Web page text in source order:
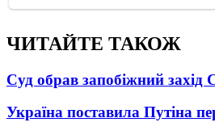
ЧИТАЙТЕ ТАКОЖ
Суд обрав запобіжний захід
Україна поставила Путіна